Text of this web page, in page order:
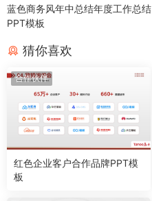
蓝色商务风年中总结年度工作总结
PPT模板
猜你喜欢
合作伙伴
红色企业客户合作品牌PPT模
板